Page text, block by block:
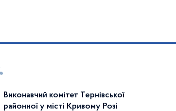
Виконавчий комітет Тернівської
районної у місті Кривому Розі